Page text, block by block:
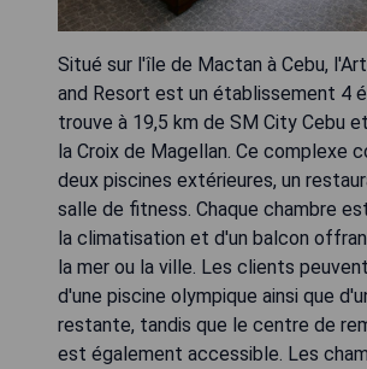
Situé sur l'île de Mactan à Cebu,
and Resort est un établissement 4
trouve à 19,5 km de SM City Cebu
la Croix de Magellan. Ce complexe
deux piscines extérieures, un
salle de fitness. Chaque chambre
la climatisation et d'un balcon
la mer ou la ville. Les clients
d'une piscine olympique ainsi que
restante, tandis que le centre de
est également accessible. Les